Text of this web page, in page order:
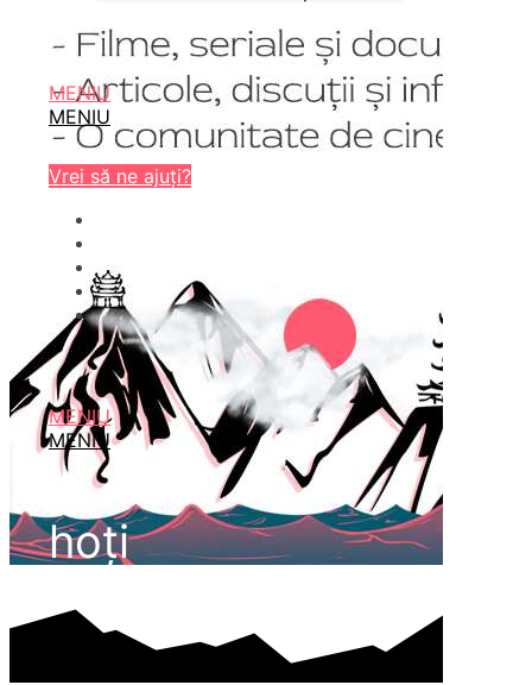
MENIU
MENIU
Vrei să ne ajuți?
MENIU
MENIU
hoți